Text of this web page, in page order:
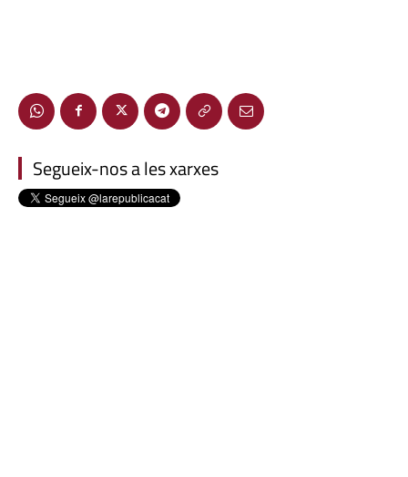
Segueix-nos a les xarxes